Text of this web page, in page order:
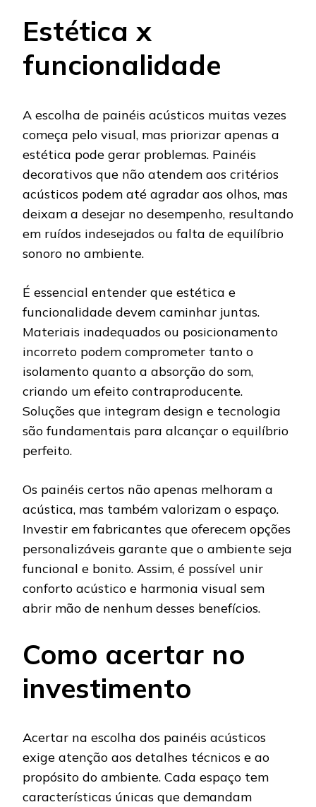
Estética x
funcionalidade
A escolha de painéis acústicos muitas vezes
começa pelo visual, mas priorizar apenas a
estética pode gerar problemas. Painéis
decorativos que não atendem aos critérios
acústicos podem até agradar aos olhos, mas
deixam a desejar no desempenho, resultando
em ruídos indesejados ou falta de equilíbrio
sonoro no ambiente.
É essencial entender que estética e
funcionalidade devem caminhar juntas.
Materiais inadequados ou posicionamento
incorreto podem comprometer tanto o
isolamento quanto a absorção do som,
criando um efeito contraproducente.
Soluções que integram design e tecnologia
são fundamentais para alcançar o equilíbrio
perfeito.
Os painéis certos não apenas melhoram a
acústica, mas também valorizam o espaço.
Investir em fabricantes que oferecem opções
personalizáveis garante que o ambiente seja
funcional e bonito. Assim, é possível unir
conforto acústico e harmonia visual sem
abrir mão de nenhum desses benefícios.
Como acertar no
investimento
Acertar na escolha dos painéis acústicos
exige atenção aos detalhes técnicos e ao
propósito do ambiente. Cada espaço tem
características únicas que demandam